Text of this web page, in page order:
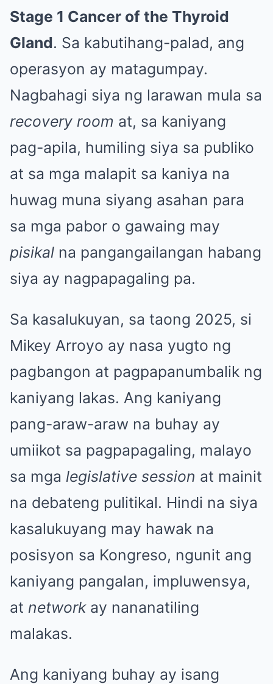
Stage 1 Cancer of the Thyroid
Gland. Sa kabutihang-palad, ang
operasyon ay matagumpay.
Nagbahagi siya ng larawan mula sa
recovery room at, sa kaniyang
pag-apila, humiling siya sa publiko
at sa mga malapit sa kaniya na
huwag muna siyang asahan para
sa mga pabor o gawaing may
pisikal na pangangailangan habang
siya ay nagpapagaling pa.
Sa kasalukuyan, sa taong 2025, si
Mikey Arroyo ay nasa yugto ng
pagbangon at pagpapanumbalik ng
kaniyang lakas. Ang kaniyang
pang-araw-araw na buhay ay
umiikot sa pagpapagaling, malayo
sa mga legislative session at mainit
na debateng pulitikal. Hindi na siya
kasalukuyang may hawak na
posisyon sa Kongreso, ngunit ang
kaniyang pangalan, impluwensya,
at networkay nananatiling
malakas.
Ang kaniyang buhay ay isang